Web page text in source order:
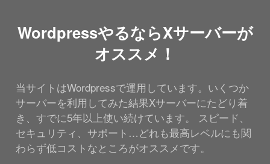
WordpressやるならXサーバーが
オススメ！
当サイトはWordpressで運用しています。いくつか
サーバーを利用してみた結果Xサーバーにたどり着
き、すでに5年以上使い続けています。 スピード、
セキュリティ、サポート…どれも最高レベルにも関
わらず低コストなところがオススメです。